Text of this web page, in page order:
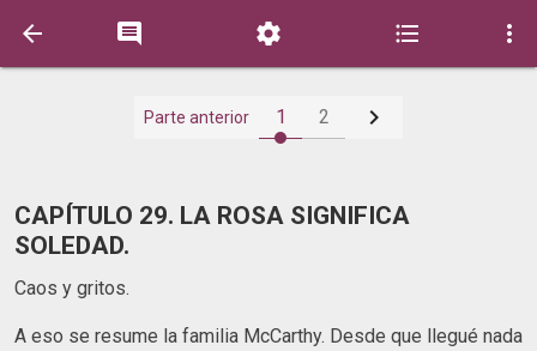
    
Parte anterior 1 2 
CAPÍTULO 29. LA ROSA SIGNIFICA
SOLEDAD.
Caos y gritos.
A eso se resume la familia McCarthy. Desde que llegué nada